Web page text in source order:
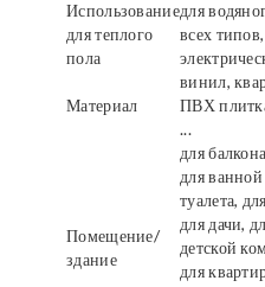
Использование
для теплого
пола
для
всех
Материал
винил,
ПВХ
...
Помещение/
здание
для
для ванной
туалета,
для дачи,
детской
для